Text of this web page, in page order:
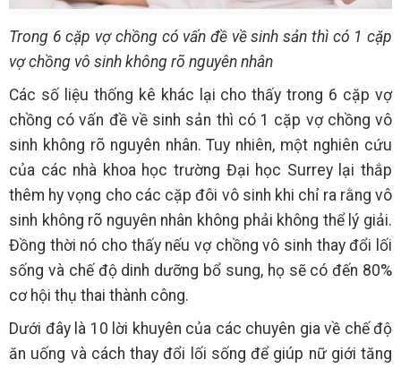
Trong 6 cặp vợ chồng có vấn đề về sinh sản thì có 1 cặp
vợ chồng vô sinh không rõ nguyên nhân
Các số liệu thống kê khác lại cho thấy trong 6 cặp vợ
chồng có vấn đề về sinh sản thì có 1 cặp vợ chồng vô
sinh không rõ nguyên nhân. Tuy nhiên, một nghiên cứu
của các nhà khoa học trường Đại học Surrey lại thắp
thêm hy vọng cho các cặp đôi vô sinh khi chỉ ra rằng vô
sinh không rõ nguyên nhân không phải không thể lý giải.
Đồng thời nó cho thấy nếu vợ chồng vô sinh thay đổi lối
sống và chế độ dinh dưỡng bổ sung, họ sẽ có đến 80%
cơ hội thụ thai thành công.
Dưới đây là 10 lời khuyên của các chuyên gia về chế độ
ăn uống và cách thay đổi lối sống để giúp nữ giới tăng